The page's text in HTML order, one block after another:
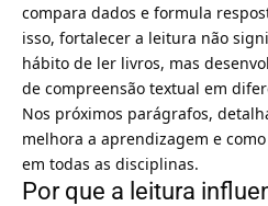
compara dados e formula
isso, fortalecer a leitura não
hábito de ler livros, mas
de compreensão textual em
Nos próximos parágrafos,
melhora a aprendizagem e
em todas as disciplinas.
Por que a leitura